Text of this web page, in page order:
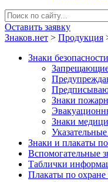
Оставить заявку
Знаков.нет > Продукция
Знаки безопасности
Знаки
Знаки
Знаки и плакаты по
Вспомогательные
Таблички
Плакаты по охране